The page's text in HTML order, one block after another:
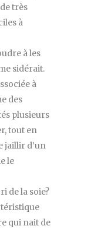
très
à
à les
sidérait.
à
des
plusieurs
tout en
jaillir d’un
le
de la soie?
qui nait de